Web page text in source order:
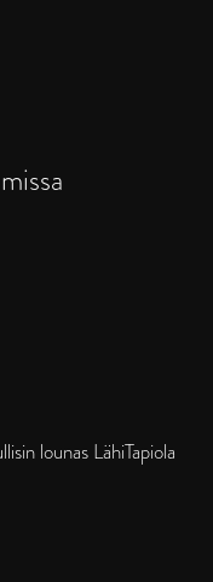
lounas LähiTapiola